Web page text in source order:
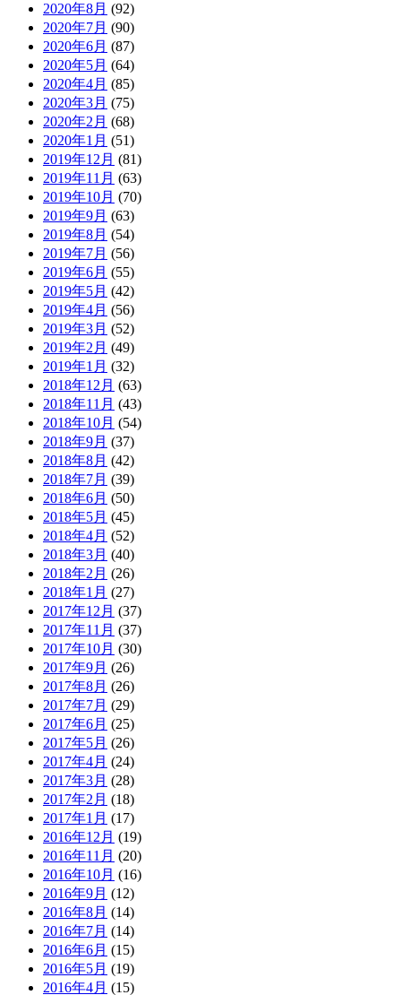
2020年8月 (92)
2020年7月 (90)
2020年6月 (87)
2020年5月 (64)
2020年4月 (85)
2020年3月 (75)
2020年2月 (68)
2020年1月 (51)
2019年12月 (81)
2019年11月 (63)
2019年10月 (70)
2019年9月 (63)
2019年8月 (54)
2019年7月 (56)
2019年6月 (55)
2019年5月 (42)
2019年4月 (56)
2019年3月 (52)
2019年2月 (49)
2019年1月 (32)
2018年12月 (63)
2018年11月 (43)
2018年10月 (54)
2018年9月 (37)
2018年8月 (42)
2018年7月 (39)
2018年6月 (50)
2018年5月 (45)
2018年4月 (52)
2018年3月 (40)
2018年2月 (26)
2018年1月 (27)
2017年12月 (37)
2017年11月 (37)
2017年10月 (30)
2017年9月 (26)
2017年8月 (26)
2017年7月 (29)
2017年6月 (25)
2017年5月 (26)
2017年4月 (24)
2017年3月 (28)
2017年2月 (18)
2017年1月 (17)
2016年12月 (19)
2016年11月 (20)
2016年10月 (16)
2016年9月 (12)
2016年8月 (14)
2016年7月 (14)
2016年6月 (15)
2016年5月 (19)
2016年4月 (15)